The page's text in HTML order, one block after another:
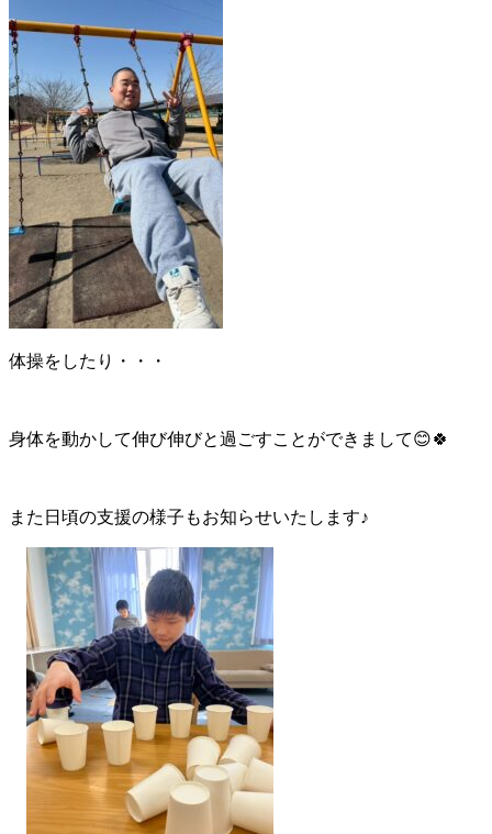
体操をしたり・・・
身体を動かして伸び伸びと過ごすことができまして😊🍀
また日頃の支援の様子もお知らせいたします♪